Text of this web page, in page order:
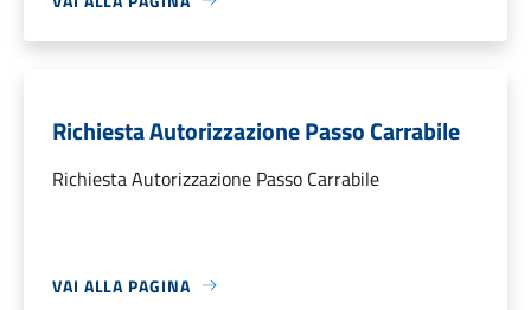
Richiesta Autorizzazione Passo Carrabile
Richiesta Autorizzazione Passo Carrabile
VAI ALLA PAGINA